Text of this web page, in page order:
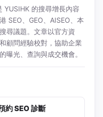
YUSIHK 的搜尋增長內容
SEO、GEO、AISEO、本
尋議題。文章以官方資
顧問經驗校對，協助企業
曝光、查詢與成交機會。
約 SEO 診斷